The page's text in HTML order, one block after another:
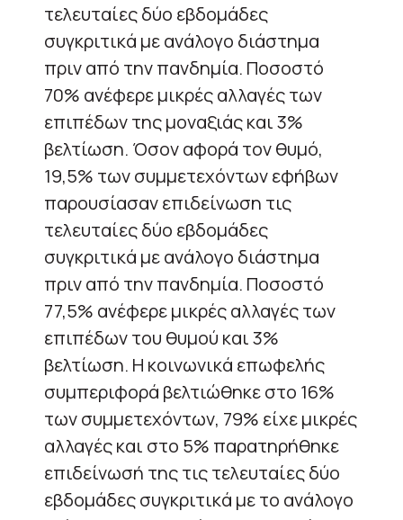
τελευταίες δύο εβδομάδες
συγκριτικά με ανάλογο διάστημα
πριν από την πανδημία. Ποσοστό
70% ανέφερε μικρές αλλαγές των
επιπέδων της μοναξιάς και 3%
βελτίωση. Όσον αφορά τον θυμό,
19,5% των συμμετεχόντων εφήβων
παρουσίασαν επιδείνωση τις
τελευταίες δύο εβδομάδες
συγκριτικά με ανάλογο διάστημα
πριν από την πανδημία. Ποσοστό
77,5% ανέφερε μικρές αλλαγές των
επιπέδων του θυμού και 3%
βελτίωση. Η κοινωνικά επωφελής
συμπεριφορά βελτιώθηκε στο 16%
των συμμετεχόντων, 79% είχε μικρές
αλλαγές και στο 5% παρατηρήθηκε
επιδείνωσή της τις τελευταίες δύο
εβδομάδες συγκριτικά με το ανάλογο